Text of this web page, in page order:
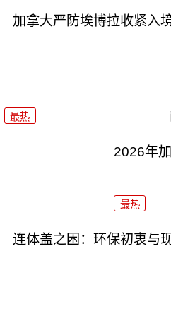
加拿大严防埃博拉收紧入
最热
2026年
最热
连体盖之困：环保初衷与